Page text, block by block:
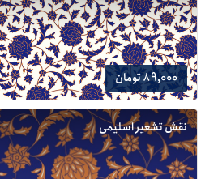
89,000 تومان
نقش تشعیر اسلیمی